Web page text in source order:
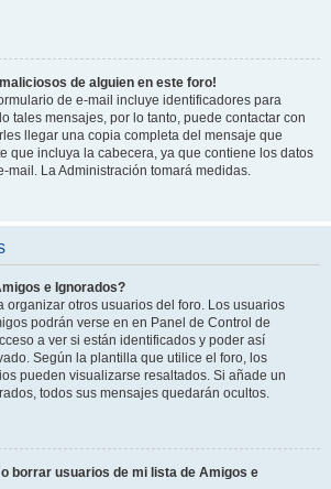
de alguien en este foro!
de e-mail incluye identificadores para
tales mensajes, por lo tanto, puede contactar con
llegar una copia completa del mensaje que
que incluya la cabecera, ya que contiene los datos
mail. La Administración tomará medidas.
e Ignorados?
organizar otros usuarios del foro. Los usuarios
podrán verse en en Panel de Control de
a ver si están identificados y poder así
Según la plantilla que utilice el foro, los
pueden visualizarse resaltados. Si añade un
todos sus mensajes quedarán ocultos.
borrar usuarios de mi lista de Amigos e